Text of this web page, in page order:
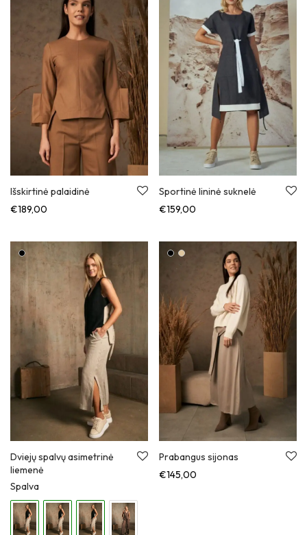
Išskirtinė palaidinė
€189,00
Sportinė lininė suknelė
€159,00
Dviejų spalvų asimetrinė
liemenė
Spalva
Prabangus sijonas
€145,00